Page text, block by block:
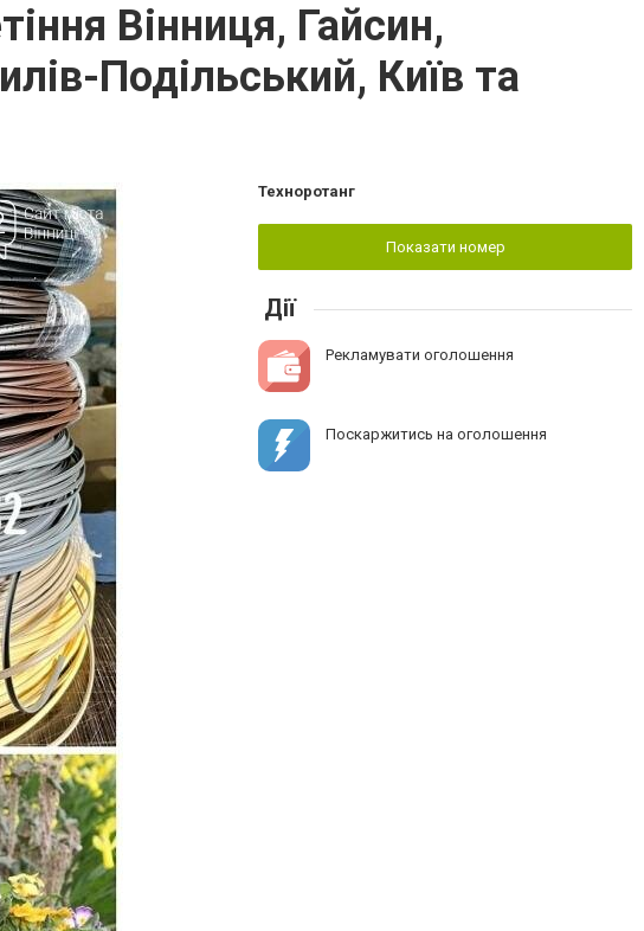
Вінниця, Гайсин,
Подільський, Київ та
Техноротанг
Показати номер
Дії
Рекламувати оголошення
Поскаржитись на оголошення